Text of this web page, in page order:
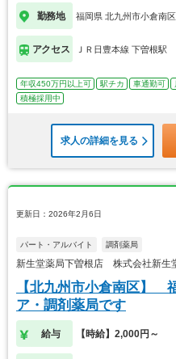
勤務地 福岡県 北九州市小倉南区
アクセス ＪＲ日豊本線 下曽根駅
年収450万円以上可 駅チカ 車通勤可
積極採用中
求人の詳細を見る
更新日：2026年2月6日
パート・アルバイト 調剤薬局
新生堂薬局下曽根店 株式会社新生
【北九州市小倉南区】
ア・調剤薬局です
給与 【時給】2,000円～